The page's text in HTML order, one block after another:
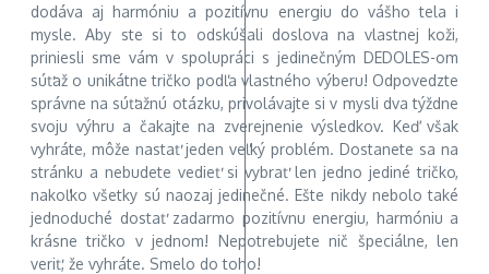
dodáva aj harmóniu a pozitívnu energiu do vášho tela i
mysle. Aby ste si to odskúšali doslova na vlastnej koži,
priniesli sme vám v spolupráci s jedinečným DEDOLES-om
súťaž o unikátne tričko podľa vlastného výberu! Odpovedzte
správne na súťažnú otázku, privolávajte si v mysli dva týždne
svoju výhru a čakajte na zverejnenie výsledkov. Keď však
vyhráte, môže nastať jeden veľký problém. Dostanete sa na
stránku a nebudete vedieť si vybrať len jedno jediné tričko,
nakoľko všetky sú naozaj jedinečné. Ešte nikdy nebolo také
jednoduché dostať zadarmo pozitívnu energiu, harmóniu a
krásne tričko v jednom! Nepotrebujete nič špeciálne, len
veriť, že vyhráte. Smelo do toho!